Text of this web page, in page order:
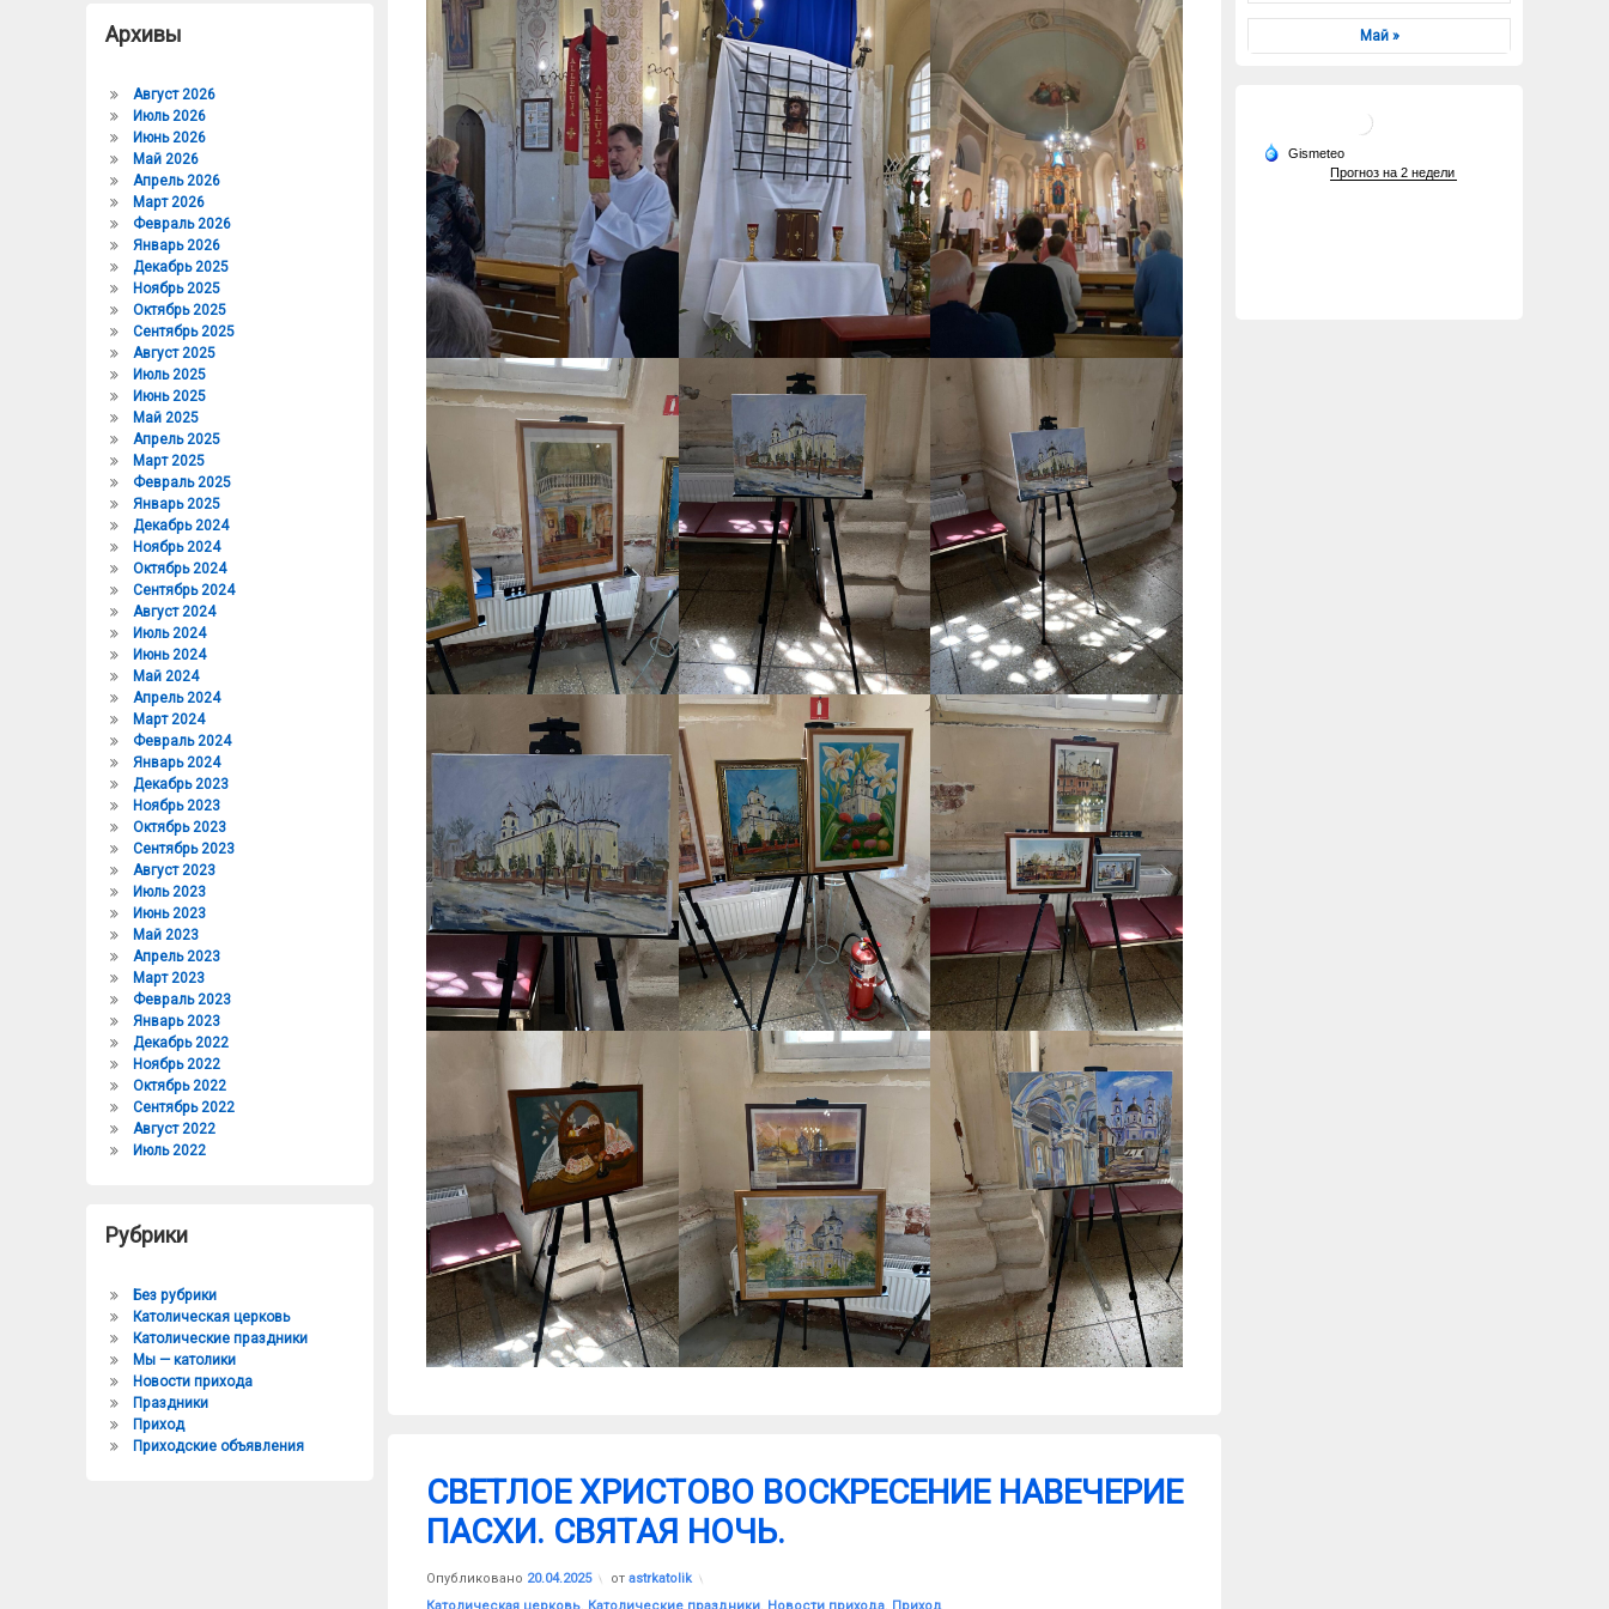
СВЕТЛОЕ ХРИСТОВО ВОСКРЕСЕНИЕ НАВЕЧЕРИЕ
ПАСХИ. СВЯТАЯ НОЧЬ.
Опубликовано 20.04.2025
Обновлено на
от astrkatolik
Рубрики:
Католическая церковь, Католические праздники, Новости прихода, Приход
Архивы
Август 2026
Июль 2026
Июнь 2026
Май 2026
Апрель 2026
Март 2026
Февраль 2026
Январь 2026
Декабрь 2025
Ноябрь 2025
Октябрь 2025
Сентябрь 2025
Август 2025
Июль 2025
Июнь 2025
Май 2025
Апрель 2025
Март 2025
Февраль 2025
Январь 2025
Декабрь 2024
Ноябрь 2024
Октябрь 2024
Сентябрь 2024
Август 2024
Июль 2024
Июнь 2024
Май 2024
Апрель 2024
Март 2024
Февраль 2024
Январь 2024
Декабрь 2023
Ноябрь 2023
Октябрь 2023
Сентябрь 2023
Август 2023
Июль 2023
Июнь 2023
Май 2023
Апрель 2023
Март 2023
Февраль 2023
Январь 2023
Декабрь 2022
Ноябрь 2022
Октябрь 2022
Сентябрь 2022
Август 2022
Июль 2022
Рубрики
Без рубрики
Католическая церковь
Католические праздники
Мы — католики
Новости прихода
Праздники
Приход
Приходские объявления
Май »